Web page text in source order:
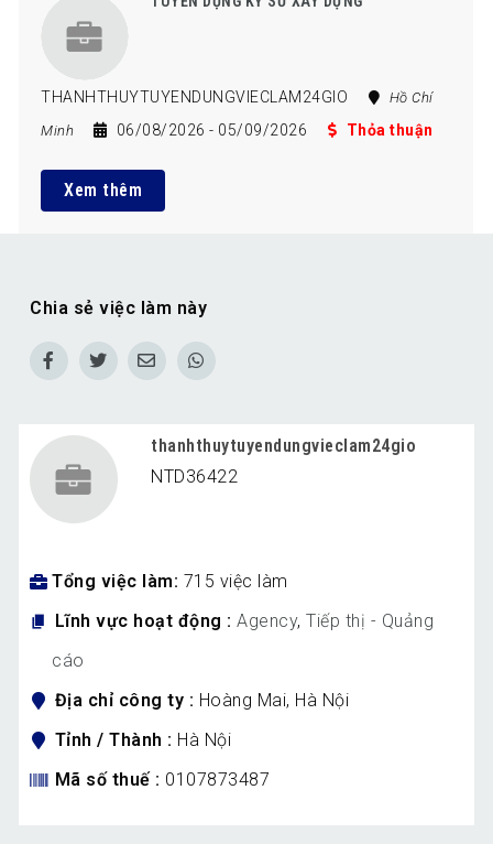
THANHTHUYTUYENDUNGVIECLAM24GIO
Hồ Chí
Minh
06/08/2026- 05/09/2026 Thỏa thuận
Xem thêm
Chia sẻ việc làm này
thanhthuytuyendungvieclam24gio
NTD36422
Tổng việc làm 715 việc làm
Lĩnh vực hoạt động
Agency,Tiếp thị - Quảng
cáo
Địa chỉ công ty
Hoàng Mai, Hà Nội
Tỉnh / Thành
Hà Nội
Mã số thuế
0107873487